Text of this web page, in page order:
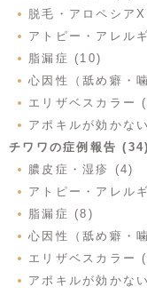
脱毛・アロペシア
アトピー・アレル
脂漏症 (10)
心因性（舐め癖・
エリザベスカラー
アポキルが効かな
チワワの症例報告 (34)
膿皮症・湿疹 (4)
アトピー・アレル
脂漏症 (8)
心因性（舐め癖・
エリザベスカラー
アポキルが効かな